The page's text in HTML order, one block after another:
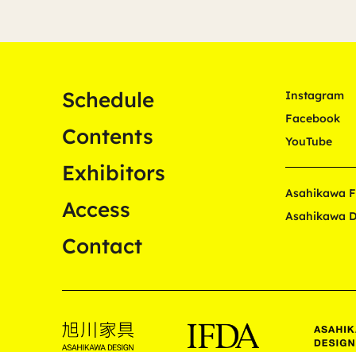
Schedule
Contents
Exhibitors
Access
Contact
Instagram
Facebook
YouTube
Asahikawa
Asahikawa